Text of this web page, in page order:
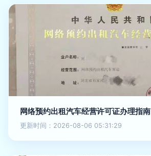
网络预约出租汽车经营许可证办理指南
更新时间：2026-08-06 05:31:29